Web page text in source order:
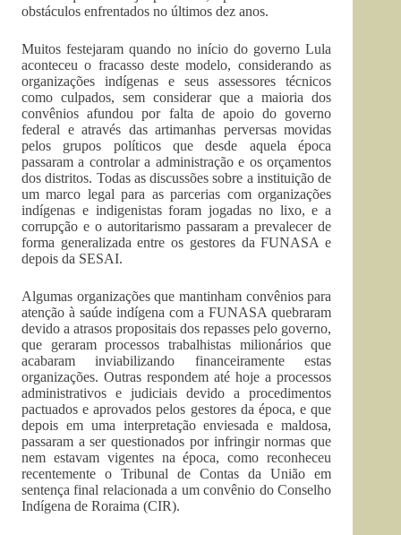
obstáculos enfrentados no últimos dez anos.
Muitos festejaram quando no início do governo Lula
aconteceu o fracasso deste modelo, considerando as
organizações indígenas e seus assessores técnicos
como culpados, sem considerar que a maioria dos
convênios afundou por falta de apoio do governo
federal e através das artimanhas perversas movidas
pelos grupos políticos que desde aquela época
passaram a controlar a administração e os orçamentos
dos distritos. Todas as discussões sobre a instituição de
um marco legal para as parcerias com organizações
indígenas e indigenistas foram jogadas no lixo, e a
corrupção e o autoritarismo passaram a prevalecer de
forma generalizada entre os gestores da FUNASA e
depois da SESAI.
Algumas organizações que mantinham convênios para
atenção à saúde indígena com a FUNASA quebraram
devido a atrasos propositais dos repasses pelo governo,
que geraram processos trabalhistas milionários que
acabaram inviabilizando financeiramente estas
organizações. Outras respondem até hoje a processos
administrativos e judiciais devido a procedimentos
pactuados e aprovados pelos gestores da época, e que
depois em uma interpretação enviesada e maldosa,
passaram a ser questionados por infringir normas que
nem estavam vigentes na época, como reconheceu
recentemente o Tribunal de Contas da União em
sentença final relacionada a um convênio do Conselho
Indígena de Roraima (CIR).